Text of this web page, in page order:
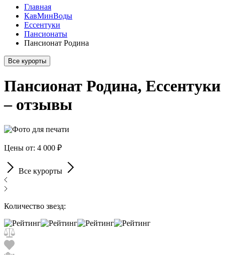
Главная
КавМинВоды
Ессентуки
Пансионаты
Пансионат Родина
Все курорты
Пансионат Родина, Ессентуки
– отзывы
Цены от: 4 000 ₽
Все курорты
Количество звезд: